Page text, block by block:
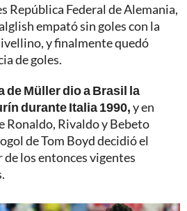
República Federal de Alemania,
empató sin goles con la
y finalmente quedó
de goles.
de Müller dio a Brasil la
durante Italia 1990,y en
Ronaldo, Rivaldo y Bebeto
de Tom Boyd decidió el
los entonces vigentes